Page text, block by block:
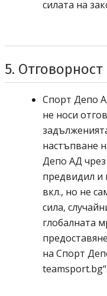
силата на
5. Отговорност
Спорт Депо
не носи
настъпване
Депо АД чрез
предвидил и
вкл., но не
сила,
глобалната
на Спорт
teamsport.bg“.